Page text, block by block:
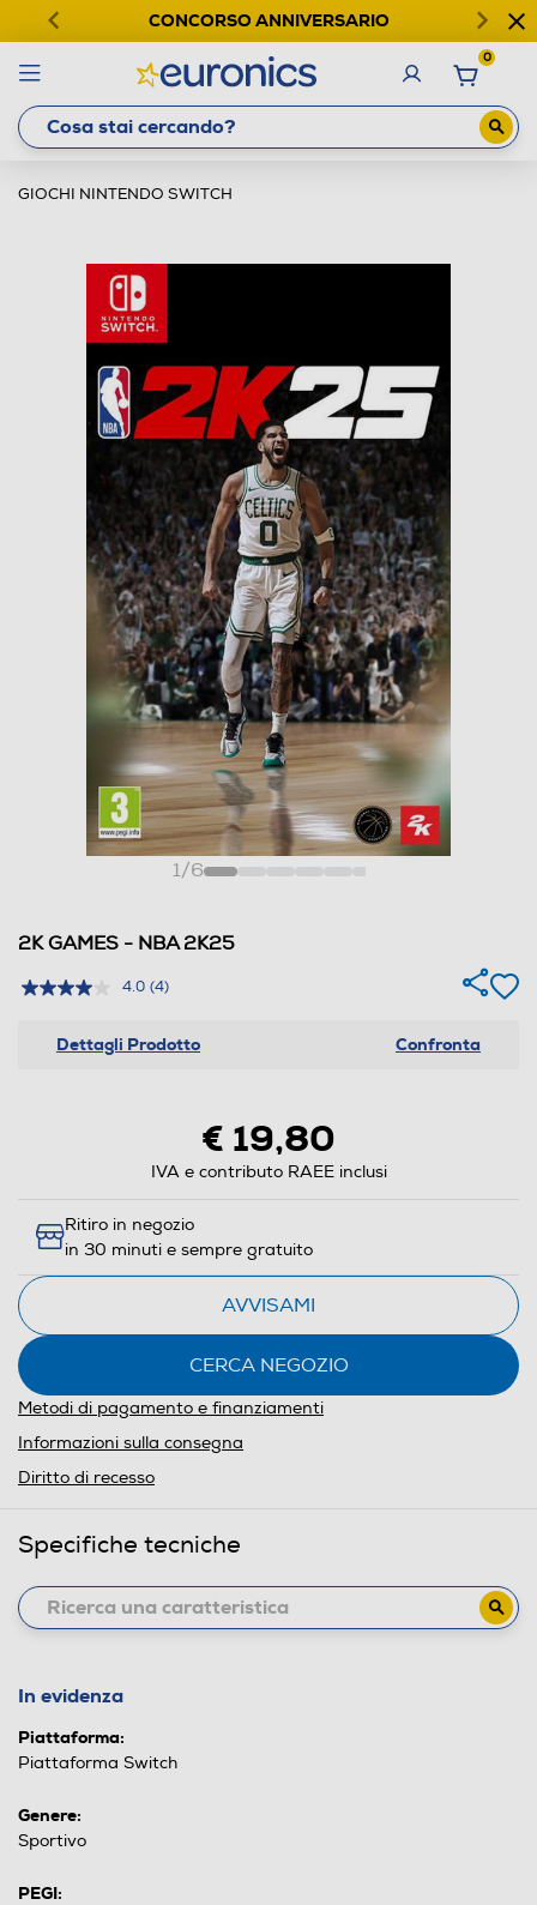
CONCORSO ANNIVERSARIO
0
GIOCHI NINTENDO SWITCH
1/6
2K GAMES - NBA 2K25
4.0 (4)
Dettagli Prodotto Confronta
€ 19,80
IVA e contributo RAEE inclusi
Ritiro in negozio
in 30 minuti e sempre gratuito
AVVISAMI
CERCA NEGOZIO
Metodi di pagamento e finanziamenti
Informazioni sulla consegna
Diritto di recesso
Specifiche tecniche
In evidenza
Piattaforma:
Piattaforma Switch
Genere:
Sportivo
PEGI: